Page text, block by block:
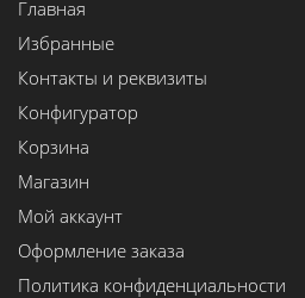
Главная
Избранные
Контакты и реквизиты
Конфигуратор
Корзина
Магазин
Мой аккаунт
Оформление заказа
Политика конфиденциальности